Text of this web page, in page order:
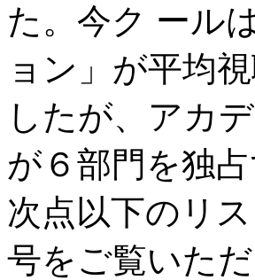
た。今ク ール
ョン」が平均
したが、アカ
が６部門を独
次点以下のリ
号をご覧いた